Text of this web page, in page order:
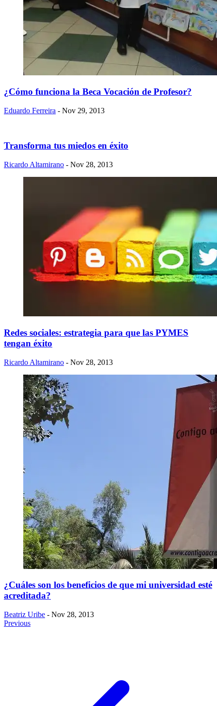
¿Cómo funciona la Beca Vocación de Profesor?
Eduardo Ferreira - Nov 29, 2013
Transforma tus miedos en éxito
Ricardo Altamirano - Nov 28, 2013
Redes sociales: estrategia para que las PYMES
tengan éxito
Ricardo Altamirano - Nov 28, 2013
¿Cuáles son los beneficios de que mi universidad esté
acreditada?
Beatriz Uribe - Nov 28, 2013
Previous